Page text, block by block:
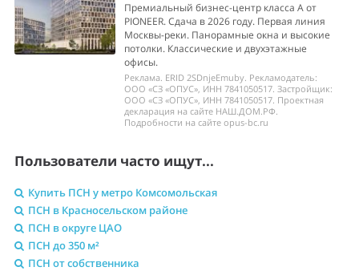
Премиальный бизнес-центр класса А от
PIONEER. Сдача в 2026 году. Первая линия
Москвы-реки. Панорамные окна и высокие
потолки. Классические и двухэтажные
офисы.
Реклама. ERID 2SDnjeEmuby. Рекламодатель:
ООО «СЗ «ОПУС», ИНН 7841050517. Застройщик:
ООО «СЗ «ОПУС», ИНН 7841050517. Проектная
декларация на сайте НАШ.ДОМ.РФ.
Подробности на сайте opus-bc.ru
Пользователи часто ищут...
Купить ПСН у метро Комсомольская
ПСН в Красносельском районе
ПСН в округе ЦАО
ПСН до 350 м²
ПСН от собственника